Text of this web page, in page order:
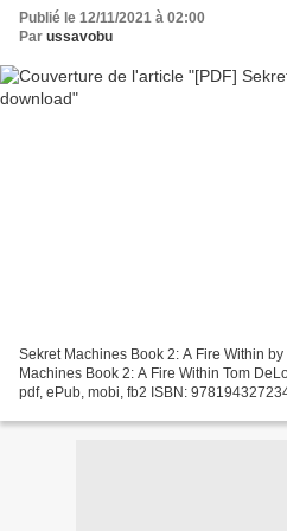
Publié le 12/11/2021 à 02:00
Par ussavobu
Sekret Machines Book 2: A Fire Within
Machines Book 2: A Fire Within Tom
pdf, ePub, mobi, fb2 ISBN: